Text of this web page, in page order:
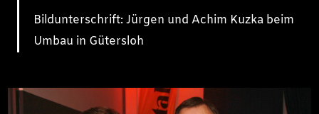
Bildunterschrift: Jürgen und Achim Kuzka beim
Umbau in Gütersloh